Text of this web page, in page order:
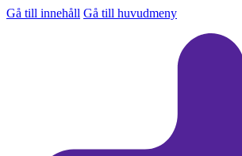
Gå till innehåll Gå till huvudmeny